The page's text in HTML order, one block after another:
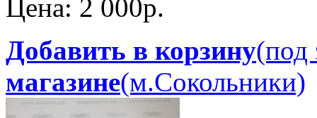
Цена: 2 000p.
Добавить в корзину(под
магазине(м.Сокольники)